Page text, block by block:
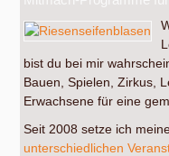
bist du bei mir
Bauen, Spielen, Zirkus,
Erwachsene für eine
Seit 2008 setze ich
unterschiedlichen